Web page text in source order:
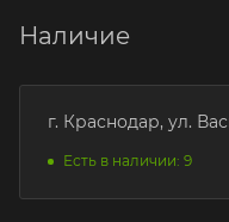
Наличие
г. Краснодар, ул.
Есть в наличии: 9